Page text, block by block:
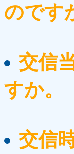
のです
交信
すか。
交信